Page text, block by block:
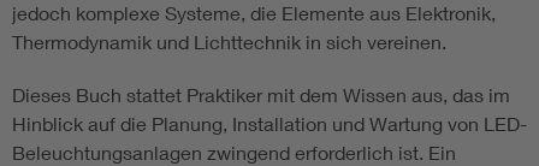
jedoch komplexe Systeme, die Elemente aus Elektronik,
Thermodynamik und Lichttechnik in sich vereinen.
Dieses Buch stattet Praktiker mit dem Wissen aus, das im
Hinblick auf die Planung, Installation und Wartung von LED-
Beleuchtungsanlagen zwingend erforderlich ist. Ein